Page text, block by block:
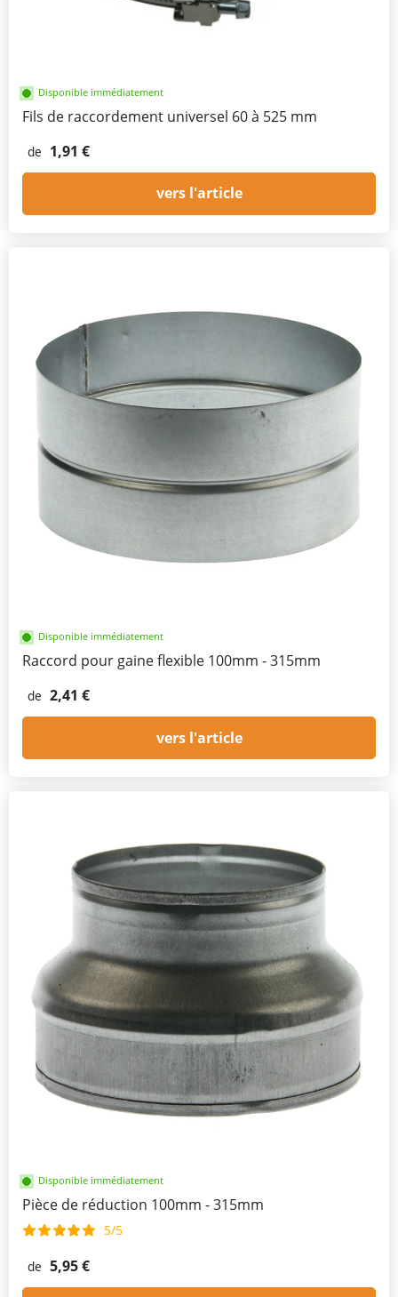
Disponible immédiatement
Fils de raccordement universel 60 à 525 mm
de 1,91 €
vers l'article
Disponible immédiatement
Raccord pour gaine flexible 100mm - 315mm
de 2,41 €
vers l'article
Disponible immédiatement
Pièce de réduction 100mm - 315mm
5/5
de 5,95 €